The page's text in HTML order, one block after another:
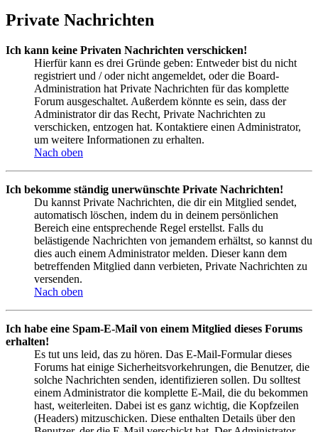
Private Nachrichten
Ich kann keine Privaten Nachrichten verschicken!
Hierfür kann es drei Gründe geben: Entweder bist du nicht
registriert und / oder nicht angemeldet, oder die Board-
Administration hat Private Nachrichten für das komplette
Forum ausgeschaltet. Außerdem könnte es sein, dass der
Administrator dir das Recht, Private Nachrichten zu
verschicken, entzogen hat. Kontaktiere einen Administrator,
um weitere Informationen zu erhalten.
Nach oben
Ich bekomme ständig unerwünschte Private Nachrichten!
Du kannst Private Nachrichten, die dir ein Mitglied sendet,
automatisch löschen, indem du in deinem persönlichen
Bereich eine entsprechende Regel erstellst. Falls du
belästigende Nachrichten von jemandem erhältst, so kannst du
dies auch einem Administrator melden. Dieser kann dem
betreffenden Mitglied dann verbieten, Private Nachrichten zu
versenden.
Nach oben
Ich habe eine Spam-E-Mail von einem Mitglied dieses Forums
erhalten!
Es tut uns leid, das zu hören. Das E-Mail-Formular dieses
Forums hat einige Sicherheitsvorkehrungen, die Benutzer, die
solche Nachrichten senden, identifizieren sollen. Du solltest
einem Administrator die komplette E-Mail, die du bekommen
hast, weiterleiten. Dabei ist es ganz wichtig, die Kopfzeilen
(Headers) mitzuschicken. Diese enthalten Details über den